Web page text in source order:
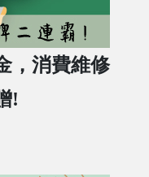
，消費維修
!